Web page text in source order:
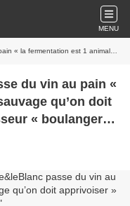
MENU
doit apprivoiser » Christophe Vasseur « boulanger nature »
du vin au pain «
qu’on doit
« boulanger